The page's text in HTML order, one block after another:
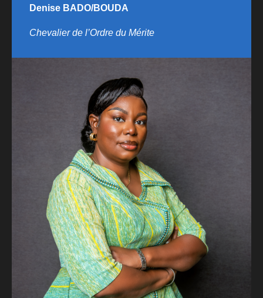
Denise BADO/BOUDA
Chevalier de l’Ordre du Mérite